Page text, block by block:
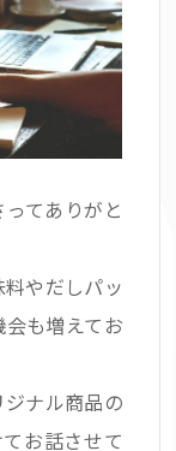
てありがと
やだしパッ
も増えてお
ナル商品の
お話させて